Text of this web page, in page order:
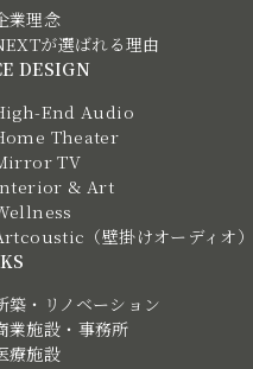
業理念
が選ばれる理由
DESIGN
End Audio
Theater
TV
& Art
（壁掛けオーディオ）
築・リノベーション
業施設・事務所
療施設